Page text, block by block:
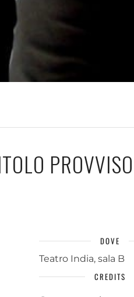
DOVE
Teatro India, sala B
CREDITS